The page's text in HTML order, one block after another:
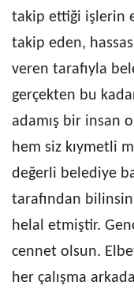
takip ettiği işlerin
takip eden,
veren tarafıyla
gerçekten bu
adamış bir insan
hem siz kıymetli
değerli belediye
tarafından
helal etmiştir.
cennet olsun.
her çalışma